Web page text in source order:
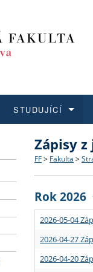
Struktura
Strategie
Podpora
Co
Učitelské
STUDUJÍCÍ
Rigorózní
O vědě a
Granty a
Aktuální
Zápisy
FF > Fakulta >
Rok 2026
2026-05-04
2026-04-27
2026-04-20